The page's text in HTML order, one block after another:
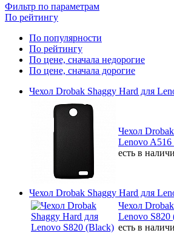
Фильтр по параметрам
По рейтингу
По популярности
По рейтингу
По цене, сначала недорогие
По цене, сначала дорогие
Чехол Drobak Shaggy Hard для
Чехол
Lenovo A516
есть в
Чехол Drobak Shaggy Hard для
Чехол
Lenovo S820
есть в